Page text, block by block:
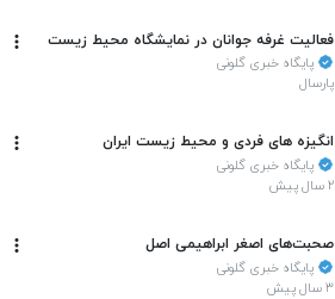
فعالیت‌ غرفه جوانان در نمایشگاه محیط زیست
پایگاه خبری گلونی
پارسال
انگیزه های فردی و محیط زیست ایران
پایگاه خبری گلونی
۲ سال پیش
صحبت‌های اصغر ابراهیمی اصل
پایگاه خبری گلونی
۳ سال پیش